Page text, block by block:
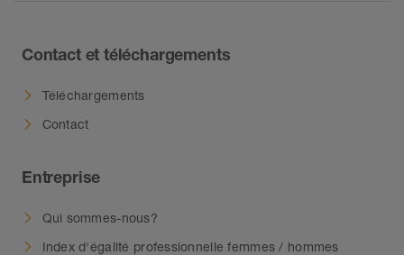
Contact et téléchargements
Téléchargements
Contact
Entreprise
Qui sommes-nous?
Index d'égalité professionnelle femmes / hommes